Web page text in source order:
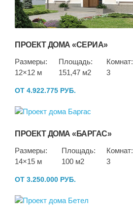
ПРОЕКТ ДОМА «СЕРИА»
Размеры:
12×12 м
Площадь:
151,47 м2
Комнат:
3
ОТ 4.922.775 РУБ.
ПРОЕКТ ДОМА «БАРГАС»
Размеры:
14×15 м
Площадь:
100 м2
Комнат:
3
ОТ 3.250.000 РУБ.